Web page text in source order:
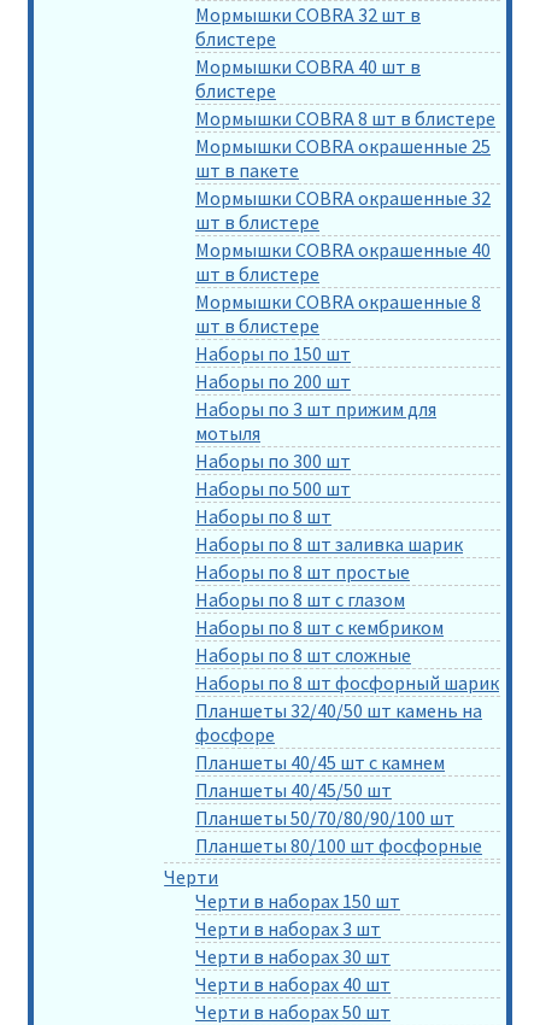
Мормышки COBRA 32 шт в
блистере
Мормышки COBRA 40 шт в
блистере
Мормышки COBRA 8 шт в блистере
Мормышки COBRA окрашенные 25
шт в пакете
Мормышки COBRA окрашенные 32
шт в блистере
Мормышки COBRA окрашенные 40
шт в блистере
Мормышки COBRA окрашенные 8
шт в блистере
Наборы по 150 шт
Наборы по 200 шт
Наборы по 3 шт прижим для
мотыля
Наборы по 300 шт
Наборы по 500 шт
Наборы по 8 шт
Наборы по 8 шт заливка шарик
Наборы по 8 шт простые
Наборы по 8 шт с глазом
Наборы по 8 шт с кембриком
Наборы по 8 шт сложные
Наборы по 8 шт фосфорный шарик
Планшеты 32/40/50 шт камень на
фосфоре
Планшеты 40/45 шт с камнем
Планшеты 40/45/50 шт
Планшеты 50/70/80/90/100 шт
Планшеты 80/100 шт фосфорные
Черти
Черти в наборах 150 шт
Черти в наборах 3 шт
Черти в наборах 30 шт
Черти в наборах 40 шт
Черти в наборах 50 шт